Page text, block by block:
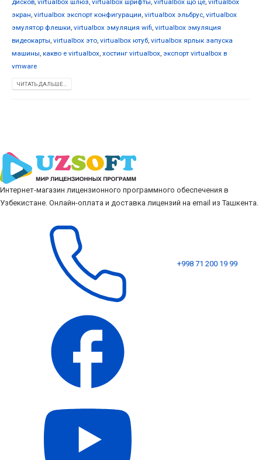
дисков, virtualbox шлюз, virtualbox шрифты, virtualbox що це, virtualbox
экран, virtualbox экспорт конфигурации, virtualbox эльбрус, virtualbox
эмулятор флешки, virtualbox эмуляция wifi, virtualbox эмуляция
видеокарты, virtualbox это, virtualbox ютуб, virtualbox ярлык запуска
машины, какво е virtualbox, хостинг virtualbox, экспорт virtualbox в
vmware
ЧИТАТЬ ДАЛЬШЕ...
Интернет-магазин лицензионного программного обеспечения в
Узбекистане. Онлайн-оплата и доставка лицензий на email из Ташкента.
+998 71 200 19 99